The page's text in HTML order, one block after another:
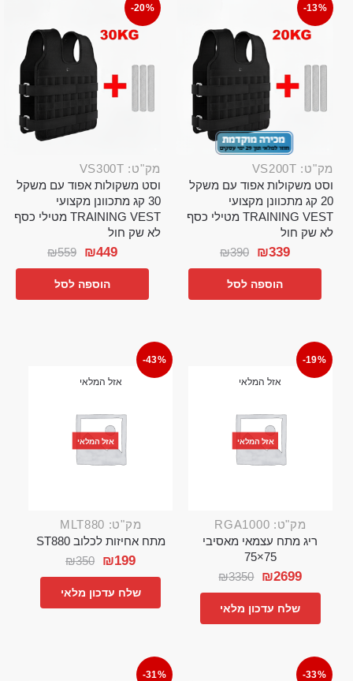
-13%
מק"ט: VS200T
וסט משקולות אפוד עם משקל
20 קג מתכוונן מקצועי
TRAINING VEST מטילי כסף
לא שק חול
₪390 ₪339
הוספה לסל
-20%
מק"ט: VS300T
וסט משקולות אפוד עם משקל
30 קג מתכוונן מקצועי
TRAINING VEST מטילי כסף
לא שק חול
₪559 ₪449
הוספה לסל
-19%
אזל המלאי
אזל המלאי
מק"ט: RGA1000
ריג מתח עצמאי מאסיבי
75×75
₪3350 ₪2699
שלח עדכון מלאי
-43%
אזל המלאי
אזל המלאי
מק"ט: MLT880
מתח אחיזות לכלוב ST880
₪350 ₪199
שלח עדכון מלאי
-33%
-31%